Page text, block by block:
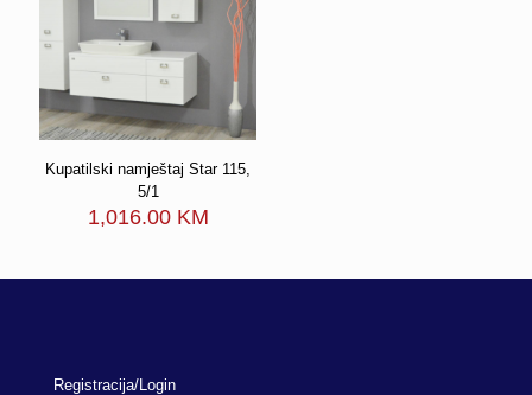
Kupatilski namještaj Star 115,
5/1
1,016.00 KM
Registracija/Login